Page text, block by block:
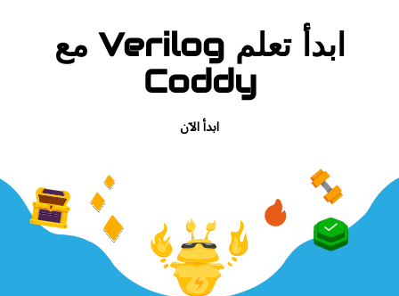
ابدأ تعلم Verilog مع
Coddy
ابدأ الآن